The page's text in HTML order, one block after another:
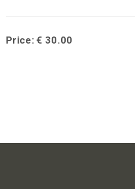
Price: € 30.00